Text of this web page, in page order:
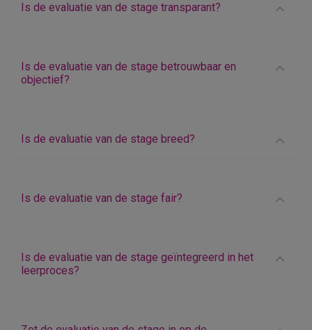
Is de evaluatie van de stage transparant?
Is de evaluatie van de stage betrouwbaar en
objectief?
Is de evaluatie van de stage breed?
Is de evaluatie van de stage fair?
Is de evaluatie van de stage geïntegreerd in het
leerproces?